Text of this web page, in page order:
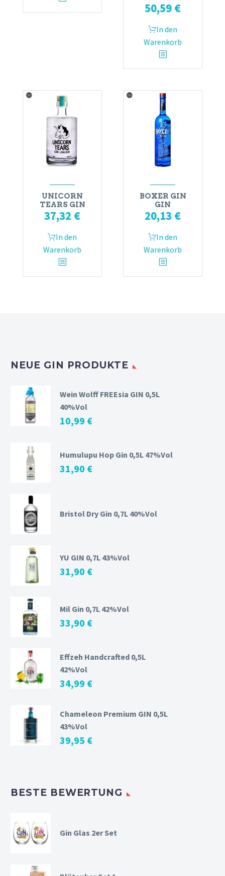
50,59 €
In den
Warenkorb
UNICORN
TEARS GIN
37,32 €
In den
Warenkorb
BOXER GIN
GIN
20,13 €
In den
Warenkorb
NEUE GIN PRODUKTE
Wein Wolff FREEsia GIN 0,5L
40%Vol
10,99 €
Humulupu Hop Gin 0,5L 47%Vol
31,90 €
Bristol Dry Gin 0,7L 40%Vol
YU GIN 0,7L 43%Vol
31,90 €
Mil Gin 0,7L 42%Vol
33,90 €
Effzeh Handcrafted 0,5L
42%Vol
34,99 €
Chameleon Premium GIN 0,5L
43%Vol
39,95 €
BESTE BEWERTUNG
Gin Glas 2er Set